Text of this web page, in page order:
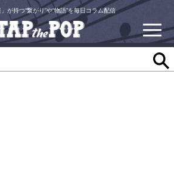
」が持つ“繋がり”や“物語”を毎日コラム配信